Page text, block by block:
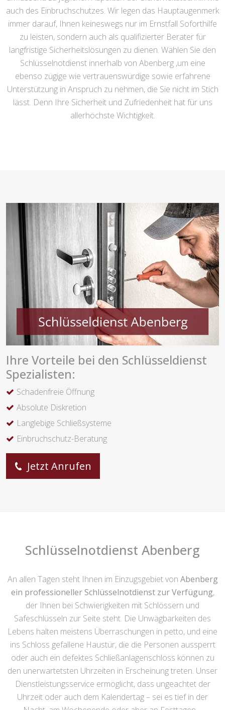
auch des Einbruchschutzes. Wir legen das Hauptaugenmerk
immer darauf, Ihnen keineswegs nur im Ernstfall Soforthilfe
zu leisten, sondern auch als qualifizierter Berater für
langfristige Sicherheitslösungen zu dienen. Wählen Sie den
Schlüsselnotdienst innerhalb von Abenberg ,um eine
ebenso zügige wie vertrauenswürdige sowie erfahrene
Unterstützung in Anspruch zu nehmen, die Sie nicht im Stich
lässt. Denn Ihre Sicherheit und Zufriedenheit hat für uns
allerhöchste Wichtigkeit.
Ihre Vorteile bei den Schlüsseldienst
Spezialisten:
Schadenfreie Öffnung
Absolute Diskretion
Langlebige Schließsysteme
Einbruchschutz-Beratung
Jetzt Anrufen
Schlüsselnotdienst Abenberg
An allen Tagen steht Ihnen im Einzugsgebiet von Abenberg
ein professioneller Schlüsselnotdienst zur Verfügung,
der Ihnen bei Schwierigkeiten mit Schlössern und
Safeschlüsseln zur Seite steht. Die Unwägbarkeiten des
Lebens halten meistens Überraschungen in petto, und eine
ins Schloss gefallene Haustür, die die Personen aussperrt
oder auch ein defektes Schließanlagenschloss können zu
den unerwartetsten Uhrzeiten in Erscheinung treten. Unser
Dienstleistungsservice ermöglicht, dass ungeachtet der
Uhrzeit oder auch dem Kalendertag – sei es tief in der